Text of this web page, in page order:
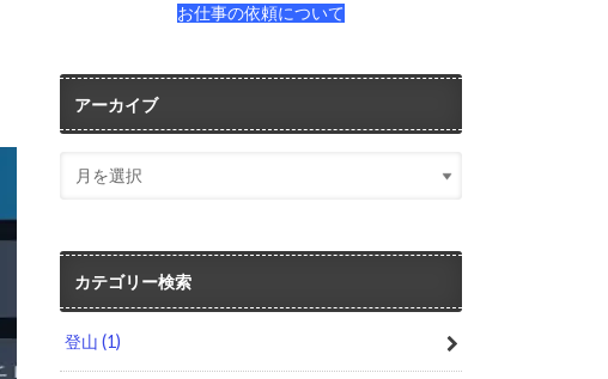
お仕事の依頼について
アーカイブ
カテゴリー検索
登山(1)